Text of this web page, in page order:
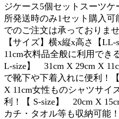
ジケース5個セットスーツ
所発送時のみ1セット購入
でのご注文は承っておりま
【サイズ】横x縦x高さ【
11cm衣料品全般に利用でき
L-size】 31cm X 29cm X
で靴下や下着入れに便利！
X 11cm女性ものシャツサイ
利！【 S-size】 20cm X
カチ・タオル等も収納可能